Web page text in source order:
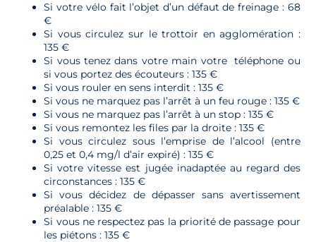
Si votre vélo fait l’objet d’un défaut de freinage : 68
€
Si vous circulez sur le trottoir en agglomération :
135 €
Si vous tenez dans votre main votre téléphone ou
si vous portez des écouteurs : 135 €
Si vous rouler en sens interdit : 135 €
Si vous ne marquez pas l’arrêt à un feu rouge : 135 €
Si vous ne marquez pas l’arrêt à un stop : 135 €
Si vous remontez les files par la droite : 135 €
Si vous circulez sous l’emprise de l’alcool (entre
0,25 et 0,4 mg/l d’air expiré) : 135 €
Si votre vitesse est jugée inadaptée au regard des
circonstances : 135 €
Si vous décidez de dépasser sans avertissement
préalable : 135 €
Si vous ne respectez pas la priorité de passage pour
les piétons : 135 €